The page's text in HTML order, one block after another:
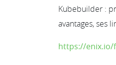
Kubebuilder :
avantages, ses
https://